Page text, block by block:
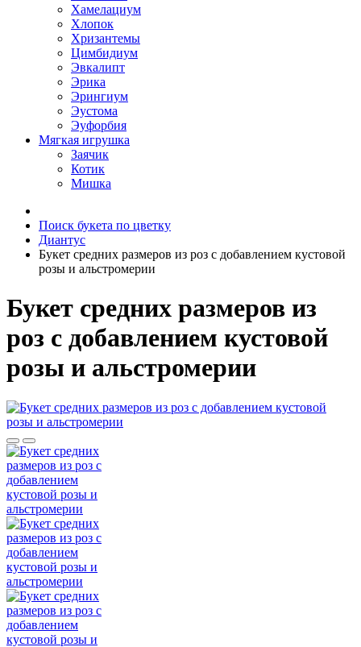
Хамелациум
Хлопок
Хризантемы
Цимбидиум
Эвкалипт
Эрика
Эрингиум
Эустома
Эуфорбия
Мягкая игрушка
Заячик
Котик
Мишка
Поиск букета по цветку
Диантус
Букет средних размеров из роз c добавлением кустовой
розы и альстромерии
Букет средних размеров из
роз c добавлением кустовой
розы и альстромерии